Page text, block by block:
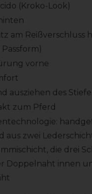
(Kroko-Look)
am Reißverschluss
vorne
ausziehen des
zum Pferd
aus zwei
die drei
Doppelnaht innen